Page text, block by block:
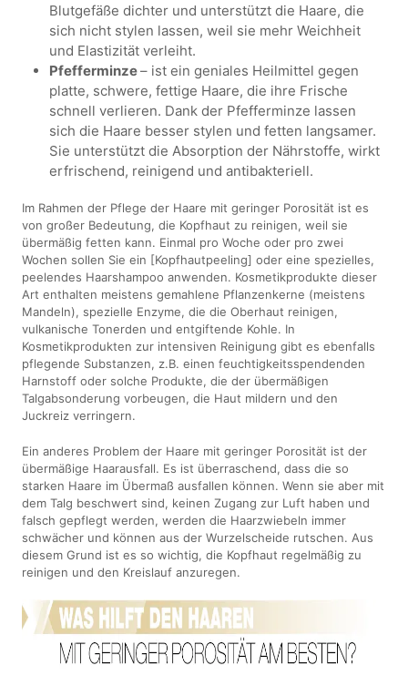
Blutgefäße dichter und unterstützt die Haare, die
sich nicht stylen lassen, weil sie mehr Weichheit
und Elastizität verleiht.
Pfefferminze– ist ein geniales Heilmittel gegen
platte, schwere, fettige Haare, die ihre Frische
schnell verlieren. Dank der Pfefferminze lassen
sich die Haare besser stylen und fetten langsamer.
Sie unterstützt die Absorption der Nährstoffe, wirkt
erfrischend, reinigend und antibakteriell.
Im Rahmen der Pflege der Haare mit geringer Porosität ist es
von großer Bedeutung, die Kopfhaut zu reinigen, weil sie
übermäßig fetten kann. Einmal pro Woche oder pro zwei
Wochen sollen Sie ein [Kopfhautpeeling] oder eine spezielles,
peelendes Haarshampoo anwenden. Kosmetikprodukte dieser
Art enthalten meistens gemahlene Pflanzenkerne (meistens
Mandeln), spezielle Enzyme, die die Oberhaut reinigen,
vulkanische Tonerden und entgiftende Kohle. In
Kosmetikprodukten zur intensiven Reinigung gibt es ebenfalls
pflegende Substanzen, z.B. einen feuchtigkeitsspendenden
Harnstoff oder solche Produkte, die der übermäßigen
Talgabsonderung vorbeugen, die Haut mildern und den
Juckreiz verringern.
Ein anderes Problem der Haare mit geringer Porosität ist der
übermäßige Haarausfall. Es ist überraschend, dass die so
starken Haare im Übermaß ausfallen können. Wenn sie aber mit
dem Talg beschwert sind, keinen Zugang zur Luft haben und
falsch gepflegt werden, werden die Haarzwiebeln immer
schwächer und können aus der Wurzelscheide rutschen. Aus
diesem Grund ist es so wichtig, die Kopfhaut regelmäßig zu
reinigen und den Kreislauf anzuregen.